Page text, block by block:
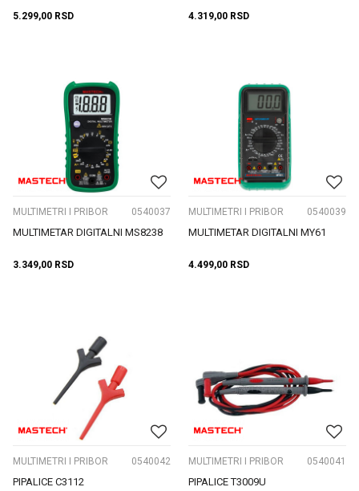
5.299,00 RSD 4.319,00 RSD
MULTIMETRI I PRIBOR 0540037
MULTIMETAR DIGITALNI MS8238
3.349,00 RSD
MULTIMETRI I PRIBOR 0540039
MULTIMETAR DIGITALNI MY61
4.499,00 RSD
MULTIMETRI I PRIBOR 0540042
PIPALICE C3112
MULTIMETRI I PRIBOR 0540041
PIPALICE T3009U